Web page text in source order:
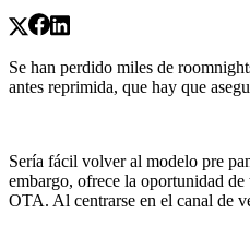
Se han perdido miles de
antes reprimida, que hay que
Sería fácil volver al modelo pre
embargo, ofrece la oportunidad
OTA. Al centrarse en el canal de